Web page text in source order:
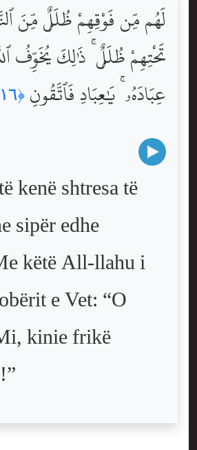
لَهُم مِّن فَوْقِهِمْ ظُلَلٌۭ مِّنَ
تَحْتِهِمْ ظُلَلٌۭ ۚ ذَٰلِكَ يُخَوِّفُ
عِبَادَهُۥ ۚ يَٰعِبَادِ فَٱتَّقُونِ ﴿١٦﴾
kenë shtresa të
sipër edhe
këtë All-llahu i
e Vet: “O
kinie frikë